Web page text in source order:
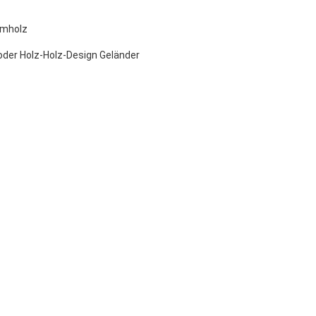
Holz-Holz-Design Geländer